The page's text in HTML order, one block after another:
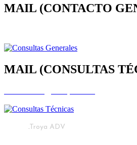
MAIL (CONTACTO
MAIL (CONSULTAS
.Troya ADV